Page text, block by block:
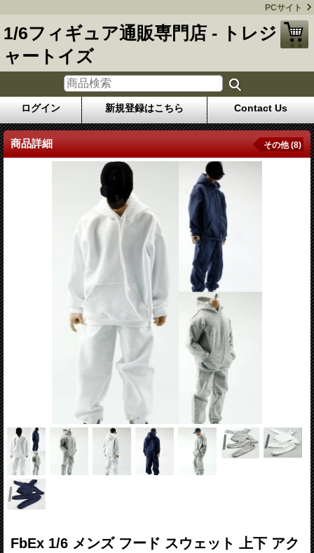
PCサイト
1/6フィギュア通販専門店 - トレジ
ャートイズ
ログイン 新規登録はこちら Contact Us
商品詳細 その他 (8)
FbEx 1/6 メンズ フード スウェット 上下 アク